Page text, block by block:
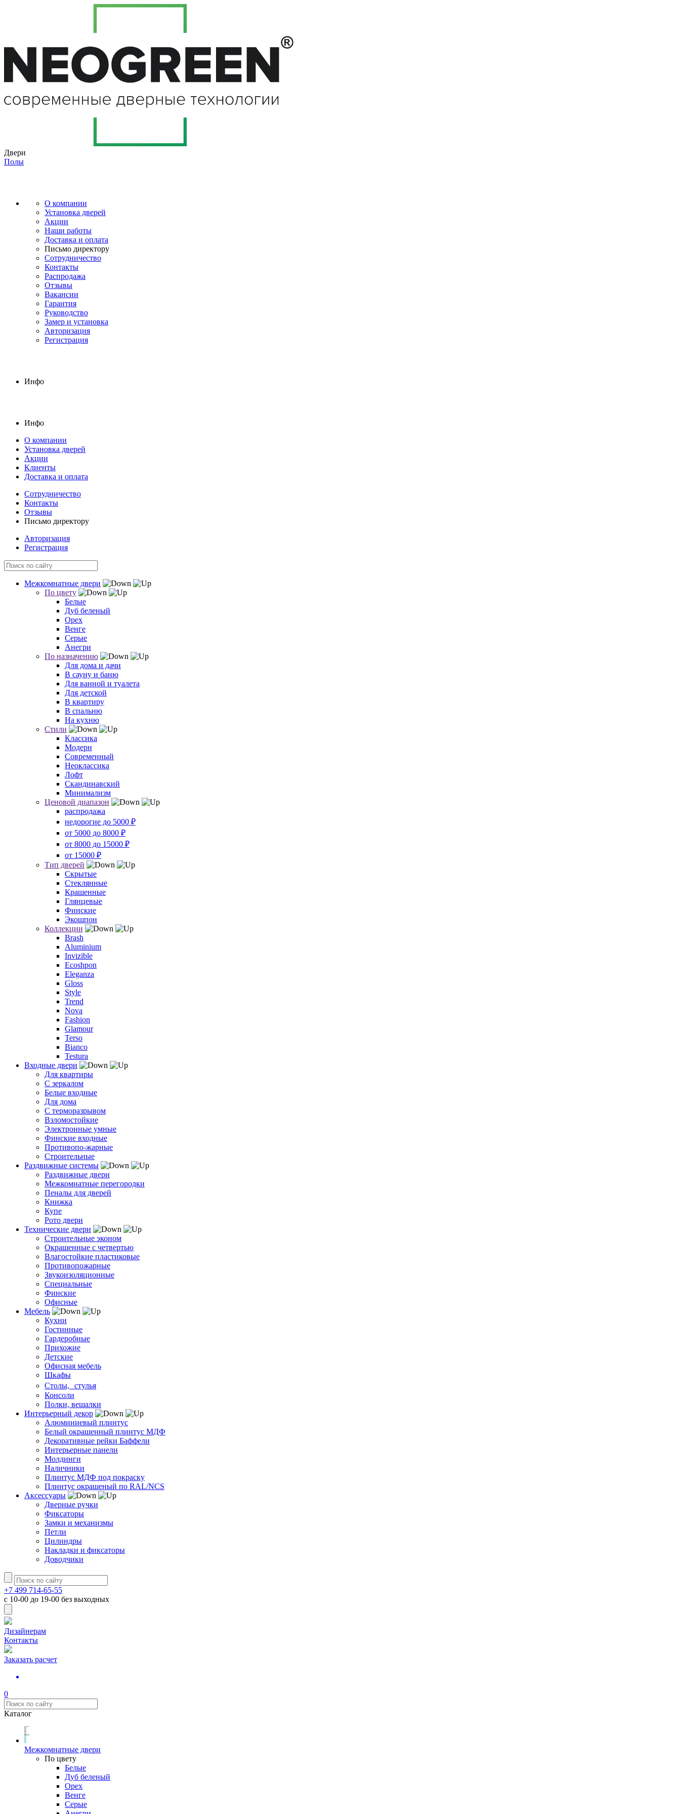
Двери
Полы
О компании
Установка дверей
Акции
Наши работы
Доставка и оплата
Письмо директору
Сотрудничество
Контакты
Распродажа
Отзывы
Вакансии
Гарантия
Руководство
Замер и установка
Авторизация
Регистрация
Инфо
Инфо
О компании
Установка дверей
Акции
Клиенты
Доставка и оплата
Сотрудничество
Контакты
Отзывы
Письмо директору
Авторизация
Регистрация
Межкомнатные двери
По цвету
Белые
Дуб беленый
Орех
Венге
Серые
Анегри
По назначению
Для дома и дачи
В сауну и баню
Для ванной и туалета
Для детской
В квартиру
В спальню
На кухню
Стили
Классика
Модерн
Современный
Неоклассика
Лофт
Скандинавский
Минимализм
Ценовой диапазон
распродажа
недорогие до 5000 ₽
от 5000 до 8000 ₽
от 8000 до 15000 ₽
от 15000 ₽
Тип дверей
Скрытые
Стеклянные
Крашенные
Глянцевые
Финские
Экошпон
Коллекции
Brash
Aluminium
Invizible
Ecoshpon
Eleganza
Gloss
Style
Trend
Nova
Fashion
Glamour
Terso
Bianco
Testura
Входные двери
Для квартиры
С зеркалом
Белые входные
Для дома
С терморазрывом
Взломостойкие
Электронные умные
Финские входные
Противопо-жарные
Строительные
Раздвижные системы
Раздвижные двери
Межкомнатные перегородки
Пеналы для дверей
Книжка
Купе
Рото двери
Технические двери
Строительные эконом
Окрашенные с четвертью
Влагостойкие пластиковые
Противопожарные
Звукоизоляционные
Специальные
Финские
Офисные
Мебель
Кухни
Гостинные
Гардеробные
Прихожие
Детские
Офисная мебель
Шкафы
Столы, стулья
Консоли
Полки, вешалки
Интерьерный декор
Алюминиевый плинтус
Белый окрашенный плинтус МДФ
Декоративные рейки Баффели
Интерьерные панели
Молдинги
Наличники
Плинтус МДФ под покраску
Плинтус окрашеный по RAL/NCS
Аксессуары
Дверные ручки
Фиксаторы
Замки и механизмы
Петли
Цилиндры
Накладки и фиксаторы
Доводчики
+7 499 714-65-55
с 10-00 до 19-00 без выходных
Дизайнерам
Контакты
Заказать расчет
0
Каталог
Межкомнатные двери
По цвету
Белые
Дуб беленый
Орех
Венге
Серые